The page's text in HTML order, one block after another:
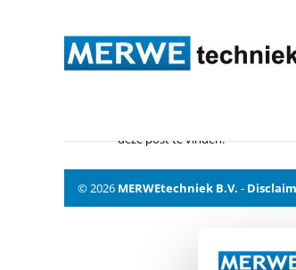
deze post te vinden.
© 2026 MERWEtechniek B.V. -